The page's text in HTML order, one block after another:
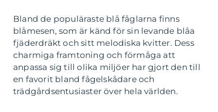
Bland de populäraste blå fåglarna finns
blåmesen, som är känd för sin levande blåa
fjäderdräkt och sitt melodiska kvitter. Dess
charmiga framtoning och förmåga att
anpassa sig till olika miljöer har gjort den till
en favorit bland fågelskådare och
trädgårdsentusiaster över hela världen.